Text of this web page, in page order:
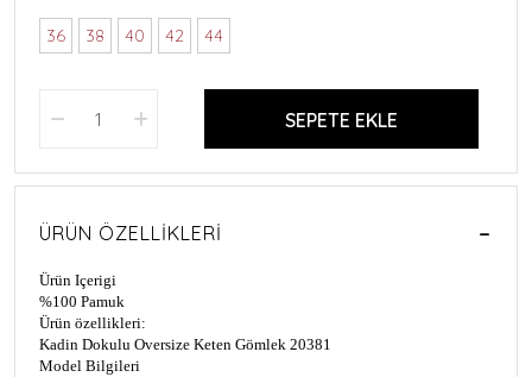
36 38 40 42 44
SEPETE EKLE
ÜRÜN ÖZELLIKLERI
Ürün Içerigi
%100 Pamuk
Ürün özellikleri:
Kadin Dokulu Oversize Keten Gömlek 20381
Model Bilgileri